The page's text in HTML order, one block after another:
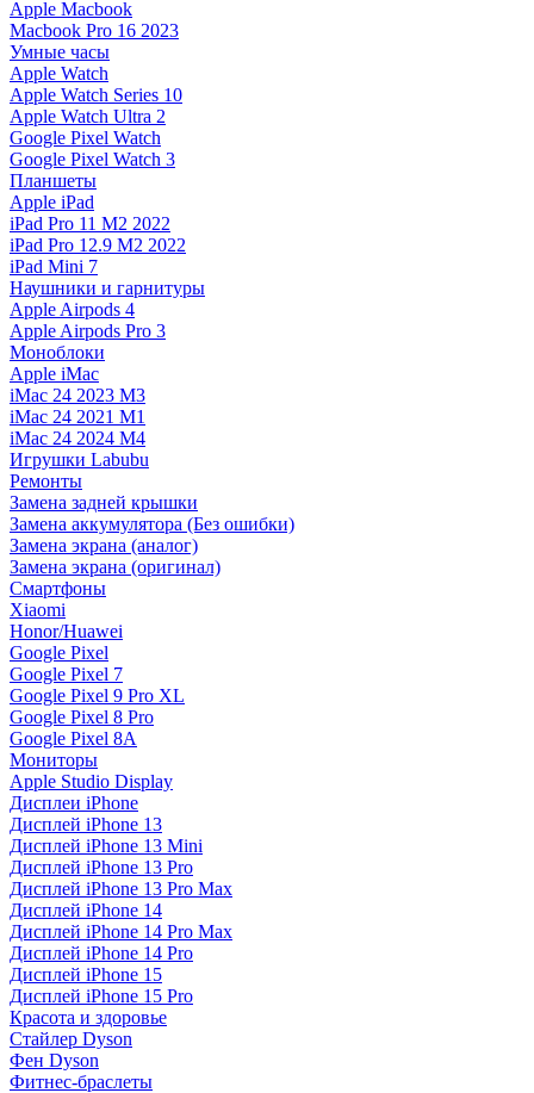
Apple Macbook
Macbook Pro 16 2023
Умные часы
Apple Watch
Apple Watch Series 10
Apple Watch Ultra 2
Google Pixel Watch
Google Pixel Watch 3
Планшеты
Apple iPad
iPad Pro 11 M2 2022
iPad Pro 12.9 M2 2022
iPad Mini 7
Наушники и гарнитуры
Apple Airpods 4
Apple Airpods Pro 3
Моноблоки
Apple iMac
iMac 24 2023 M3
iMac 24 2021 M1
iMac 24 2024 M4
Игрушки Labubu
Ремонты
Замена задней крышки
Замена аккумулятора (Без ошибки)
Замена экрана (аналог)
Замена экрана (оригинал)
Смартфоны
Xiaomi
Honor/Huawei
Google Pixel
Google Pixel 7
Google Pixel 9 Pro XL
Google Pixel 8 Pro
Google Pixel 8A
Мониторы
Apple Studio Display
Дисплеи iPhone
Дисплей iPhone 13
Дисплей iPhone 13 Mini
Дисплей iPhone 13 Pro
Дисплей iPhone 13 Pro Max
Дисплей iPhone 14
Дисплей iPhone 14 Pro Max
Дисплей iPhone 14 Pro
Дисплей iPhone 15
Дисплей iPhone 15 Pro
Красота и здоровье
Стайлер Dyson
Фен Dyson
Фитнес-браслеты